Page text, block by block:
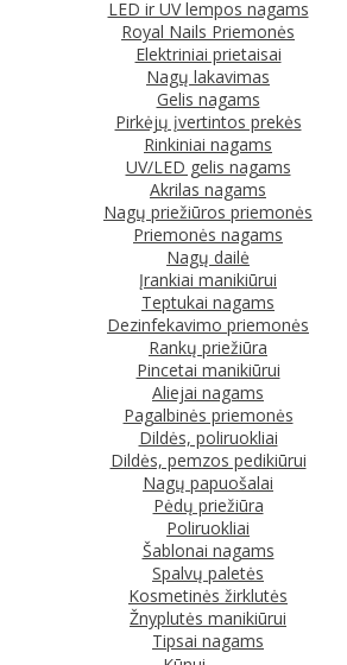
LED ir UV lempos nagams
Royal Nails Priemonės
Elektriniai prietaisai
Nagų lakavimas
Gelis nagams
Pirkėjų įvertintos prekės
Rinkiniai nagams
UV/LED gelis nagams
Akrilas nagams
Nagų priežiūros priemonės
Priemonės nagams
Nagų dailė
Įrankiai manikiūrui
Teptukai nagams
Dezinfekavimo priemonės
Rankų priežiūra
Pincetai manikiūrui
Aliejai nagams
Pagalbinės priemonės
Dildės, poliruokliai
Dildės, pemzos pedikiūrui
Nagų papuošalai
Pėdų priežiūra
Poliruokliai
Šablonai nagams
Spalvų paletės
Kosmetinės žirklutės
Žnyplutės manikiūrui
Tipsai nagams